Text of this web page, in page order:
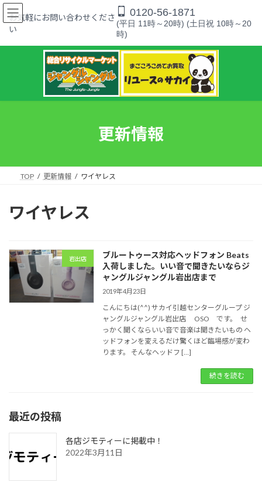
コ
ン
ッ
ナ
ビ
移
お気軽にお問い合わせくださ
い
0120-56-1871
(平日 11時～20時) (土日祝 10時～20
時)
更新情報
TOP 更新情報 ワイヤレス
ワイヤレス
岩出店
ブルートゥース対応ヘッドフォン Beats
入荷しました。いい音で聞きたいならジ
ャングルジャングル岩出店まで
2019年4月23日
こんにちは(^^) サカイ引越センターグループ ジ
ャングルジャングル岩出店 OSO です。 せ
っかく聞くならいい音で音楽は聞きたいもの ヘ
ッドフォンを変えるだけ驚くほど臨場感が変わ
ります。 そんなヘッドフ […]
続きを読む
最近の投稿
各店ジモティーに掲載中！
2022年3月11日